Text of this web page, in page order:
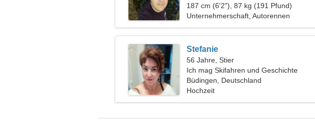
187 cm (6'2"), 87 kg (191 Pfund)
Unternehmerschaft, Autorennen
Stefanie
56 Jahre, Stier
Ich mag Skifahren und Geschichte
Büdingen, Deutschland
Hochzeit